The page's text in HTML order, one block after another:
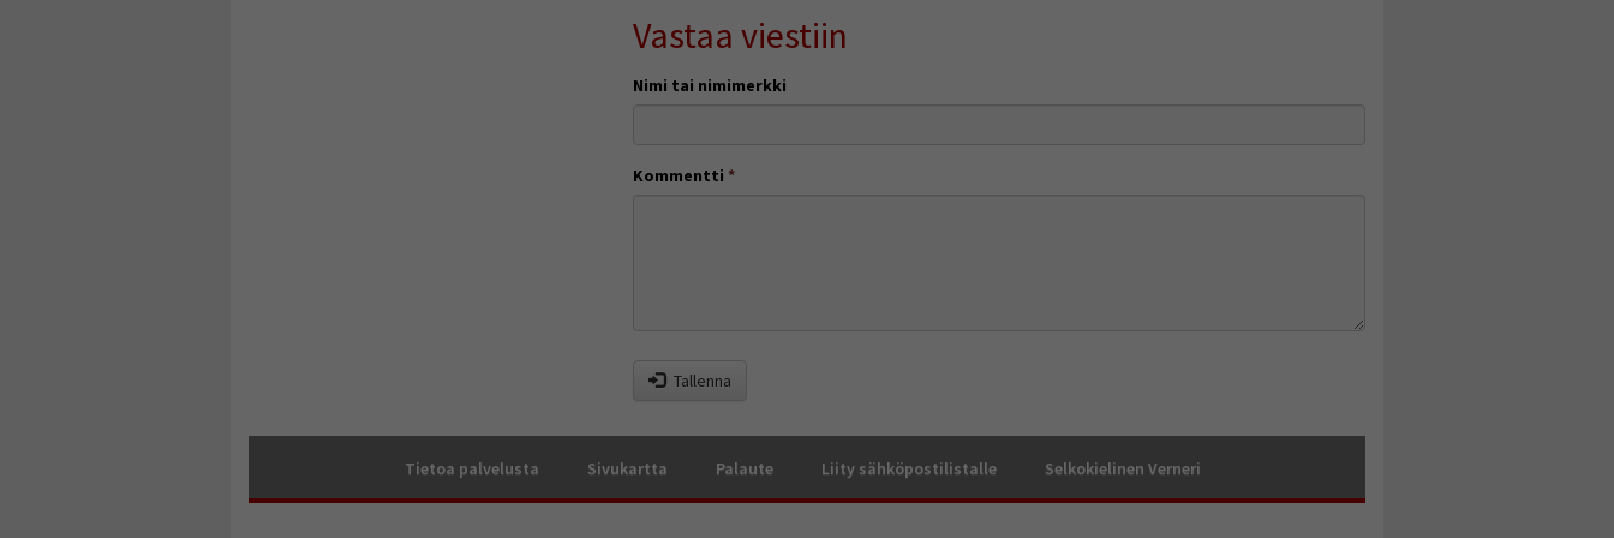
Vastaa viestiin
Nimi tai nimimerkki
Kommentti *
Tallenna
Tietoa palvelusta Sivukartta Palaute Liity sähköpostilistalle Selkokielinen Verneri